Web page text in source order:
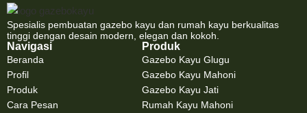
Spesialis pembuatan gazebo kayu dan rumah kayu berkualitas
tinggi dengan desain modern, elegan dan kokoh.
Navigasi
Beranda
Profil
Produk
Cara Pesan
Produk
Gazebo Kayu Glugu
Gazebo Kayu Mahoni
Gazebo Kayu Jati
Rumah Kayu Mahoni